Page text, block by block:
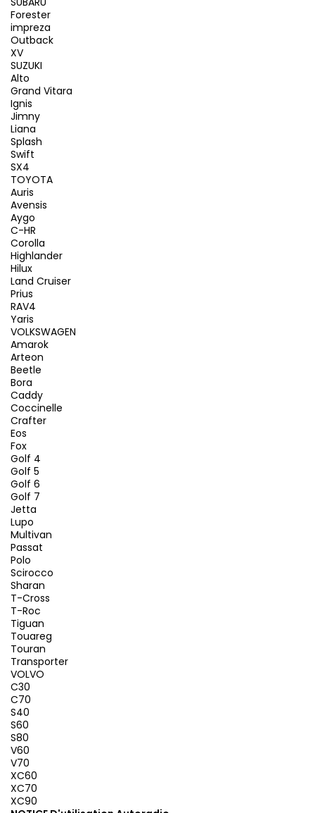
Forester
impreza
Outback
XV
SUZUKI
Alto
Grand Vitara
Ignis
Jimny
Liana
Splash
Swift
SX4
TOYOTA
Auris
Avensis
Aygo
C-HR
Corolla
Highlander
Hilux
Land Cruiser
Prius
RAV4
Yaris
VOLKSWAGEN
Amarok
Arteon
Beetle
Bora
Caddy
Coccinelle
Crafter
Eos
Fox
Golf 4
Golf 5
Golf 6
Golf 7
Jetta
Lupo
Multivan
Passat
Polo
Scirocco
Sharan
T-Cross
T-Roc
Tiguan
Touareg
Touran
Transporter
VOLVO
C30
C70
S40
S60
S80
V60
V70
XC60
XC70
XC90